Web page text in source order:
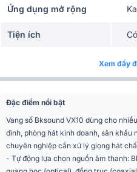
Ứng dụng mở rộng
Tiện ích
Phân khúc
Kích thước đầu thu
Xem đầy
Đặc điểm nổi bật
Vang số Bksound VX10 dùng cho
đình, phòng hát kinh doanh, sân khấu
chuyên nghiệp cần xử lý giọng hát
- Tự động lựa chọn nguồn âm thanh: